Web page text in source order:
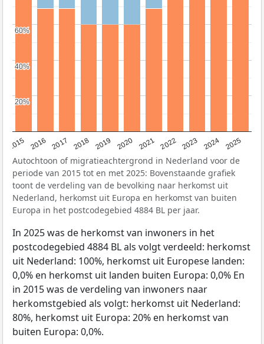
2015 2016 2017 2018 2019 2020 2021 2022 2023 2024 2025
20%
20%
40%
40%
60%
60%
Autochtoon of migratieachtergrond in Nederland voor de
periode van 2015 tot en met 2025: Bovenstaande grafiek
toont de verdeling van de bevolking naar herkomst uit
Nederland, herkomst uit Europa en herkomst van buiten
Europa in het postcodegebied 4884 BL per jaar.
In 2025 was de herkomst van inwoners in het
postcodegebied 4884 BL als volgt verdeeld: herkomst
uit Nederland: 100%, herkomst uit Europese landen:
0,0% en herkomst uit landen buiten Europa: 0,0% En
in 2015 was de verdeling van inwoners naar
herkomstgebied als volgt: herkomst uit Nederland:
80%, herkomst uit Europa: 20% en herkomst van
buiten Europa: 0,0%.